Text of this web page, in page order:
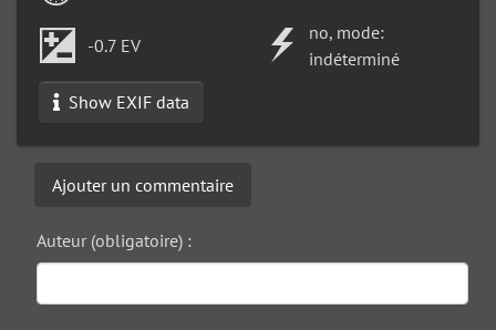
-0.7 EV
no, mode:
indéterminé
Show EXIF data
Ajouter un commentaire
Auteur (obligatoire) :